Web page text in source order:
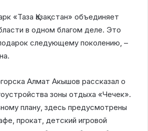
«Таза Қазақстан» объединяет
в одном благом деле. Это
следующему поколению, –
Алмат Акышов рассказал о
зоны отдыха «Чечек».
плану, здесь предусмотрены
прокат, детский игровой